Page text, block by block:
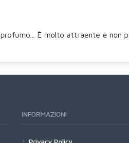
È molto attraente e non
INFORMAZIONI
Privacy Policy